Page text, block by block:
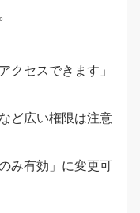
クセスできます」
ど広い権限は注意
み有効」に変更可